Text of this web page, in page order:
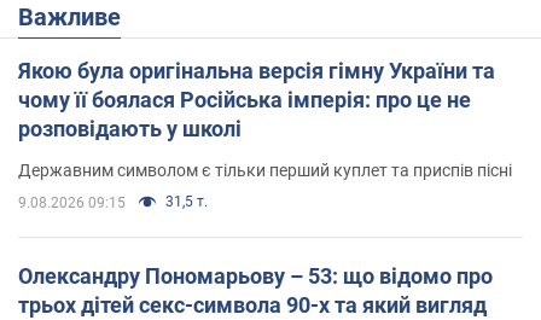
Важливе
Якою була оригінальна версія гімну України та
чому її боялася Російська імперія: про це не
розповідають у школі
Державним символом є тільки перший куплет та приспів пісні
9.08.2026 09:15 31,5 т.
Олександру Пономарьову – 53: що відомо про
трьох дітей секс-символа 90-х та який вигляд